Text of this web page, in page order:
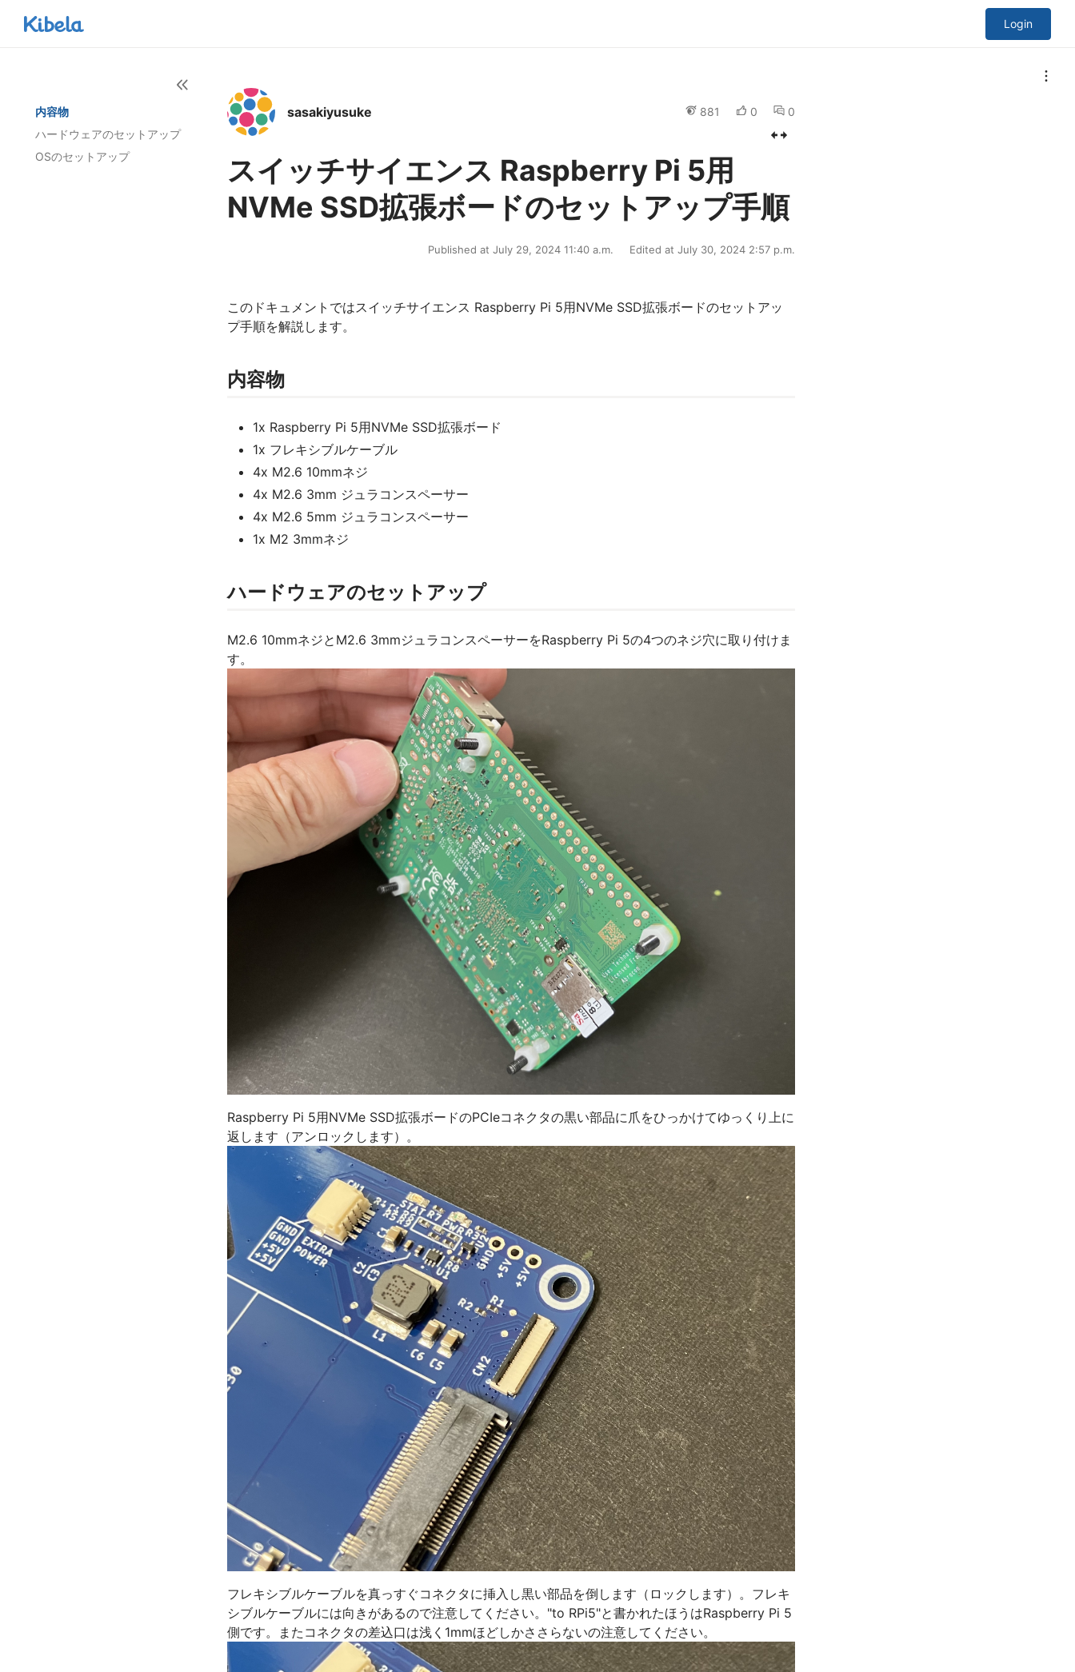
Login
内容物
ハードウェアのセットアップ
OSのセットアップ
sasakiyusuke 881 0 0
スイッチサイエンス Raspberry Pi 5用
NVMe SSD拡張ボードのセットアップ手順
Published at July 29, 2024 11:40 a.m. Edited at July 30, 2024 2:57 p.m.
このドキュメントではスイッチサイエンス Raspberry Pi 5用NVMe SSD拡張ボードのセットアッ
プ手順を解説します。
内容物
1x Raspberry Pi 5用NVMe SSD拡張ボード
1x フレキシブルケーブル
4x M2.6 10mmネジ
4x M2.6 3mm ジュラコンスペーサー
4x M2.6 5mm ジュラコンスペーサー
1x M2 3mmネジ
ハードウェアのセットアップ
M2.6 10mmネジとM2.6 3mmジュラコンスペーサーをRaspberry Pi 5の4つのネジ穴に取り付けま
す。
Raspberry Pi 5用NVMe SSD拡張ボードのPCIeコネクタの黒い部品に爪をひっかけてゆっくり上に
返します（アンロックします）。
フレキシブルケーブルを真っすぐコネクタに挿入し黒い部品を倒します（ロックします）。フレキ
シブルケーブルには向きがあるので注意してください。"to RPi5"と書かれたほうはRaspberry Pi 5
側です。またコネクタの差込口は浅く1mmほどしかささらないの注意してください。